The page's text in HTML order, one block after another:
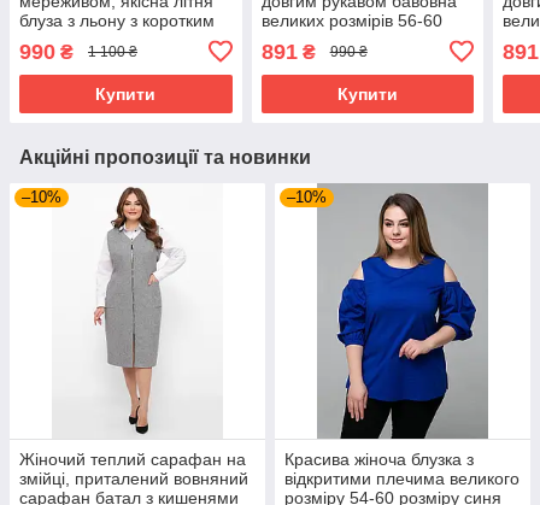
блуза з льону з коротким
молочна
990 ₴ 1 100 ₴
Купити
великих розмірів 56-60
891₴ 990 ₴
Купити
891
Акційні пропозиції та новинки
–10%
Жіночий теплий сарафан на
змійці, приталений вовняний
сарафан батал з кишенями
–10%
Красива жіноча блузка з
відкритими плечима великого
розміру 54-60 розміру синя